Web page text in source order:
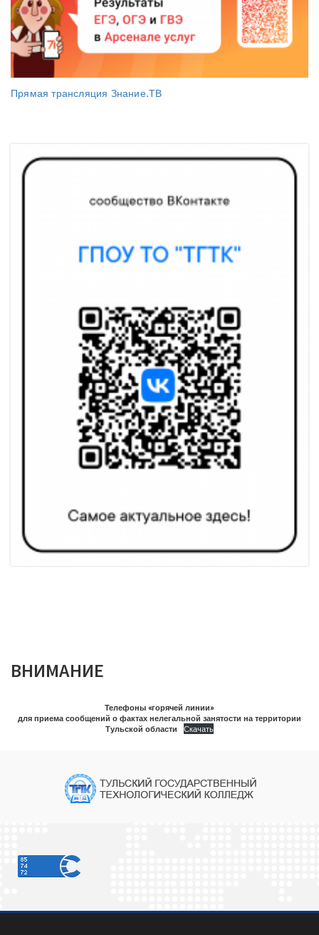
Прямая трансляция Знание.ТВ
ВНИМАНИЕ
Телефоны «горячей линии»
для приема сообщений о фактах нелегальной занятости на территории
Тульской области
Скачать